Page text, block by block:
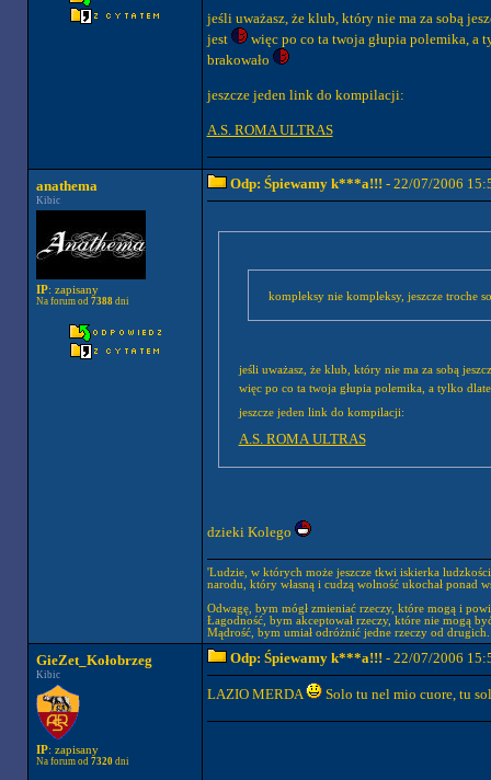
jeśli uważasz, że klub, który nie ma za sobą
jest
więc po co ta twoja głupia polemika, a
brakowało
jeszcze jeden link do kompilacji:
A.S. ROMA ULTRAS
anathema
Kibic
IP: zapisany
Na forum od 7388dni
Odp: Śpiewamy k***a!!! - 22/07/2006
kompleksy nie kompleksy, jeszcze troche
jeśli uważasz, że klub, który nie ma za sobą
jeszcze jeden link do kompilacji:
A.S. ROMA ULTRAS
dzieki Kolego
'Ludzie, w których może jeszcze tkwi iskierka
narodu, który własną i cudzą wolność ukochał ponad
Odwagę, bym mógł zmieniać rzeczy, które mogą i
Łagodność, bym akceptował rzeczy, które nie mogą
Mądrość, bym umiał odróżnić jedne rzeczy od drugich.
GieZet_Kołobrzeg
Kibic
IP: zapisany
Na forum od 7320dni
Odp: Śpiewamy k***a!!! - 22/07/2006
LAZIO MERDA Solo tu nel mio cuore, tu